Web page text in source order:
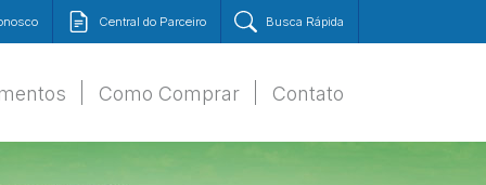
Central do Parceiro Busca Rápida
Como Comprar Contato